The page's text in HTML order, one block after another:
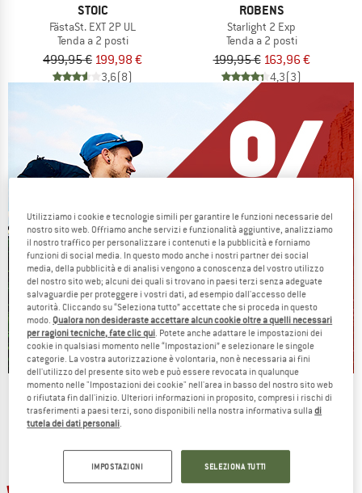
STOIC
FästaSt. EXT 2P UL
Tenda a 2 posti
499,95 € 199,98 €
3,6(8)
ROBENS
Starlight 2 Exp
Tenda a 2 posti
199,95 € 163,96 €
4,3(3)
Our summer sale enters its next
phase
TO THE SALE
Utilizziamo i cookie e tecnologie simili per garantire le funzioni necessarie del
nostro sito web. Offriamo anche servizi e funzionalità aggiuntive, analizziamo
il nostro traffico per personalizzare i contenuti e la pubblicità e forniamo
funzioni di social media. In questo modo anche i nostri partner dei social
media, della pubblicità e di analisi vengono a conoscenza del vostro utilizzo
del nostro sito web; alcuni dei quali si trovano in paesi terzi senza adeguate
salvaguardie per proteggere i vostri dati, ad esempio dall'accesso delle
autorità. Cliccando su “Seleziona tutto” accettate che si proceda in questo
modo. Qualora non desideraste accettare alcun cookie oltre a quelli necessari
per ragioni tecniche, fate clic qui. Potete anche adattare le impostazioni dei
cookie in qualsiasi momento nelle “Impostazioni” e selezionare le singole
categorie. La vostra autorizzazione è volontaria, non è necessaria ai fini
dell'utilizzo del presente sito web e può essere revocata in qualunque
momento nelle "Impostazioni dei cookie" nell'area in basso del nostro sito web
o rifiutata fin dall'inizio. Ulteriori informazioni in proposito, compresi i rischi di
trasferimenti a paesi terzi, sono disponibili nella nostra informativa sulladi
tutela dei dati personali.
IMPOSTAZIONI SELEZIONA TUTTI